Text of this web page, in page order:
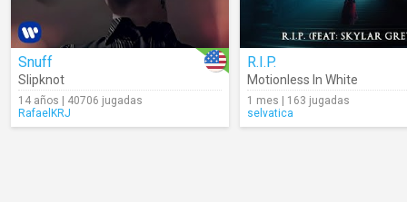
Snuff
Slipknot
14 años | 40706 jugadas
RafaelKRJ
R.I.P.
Motionless In White
1 mes | 163 jugadas
selvatica